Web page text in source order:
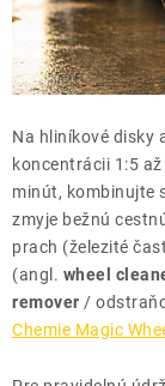
Na hliníkové disky
koncentrácii 1:5
minút, kombinujte
zmyje bežnú
prach (železité
(angl. wheel
remover /
Chemie Magic